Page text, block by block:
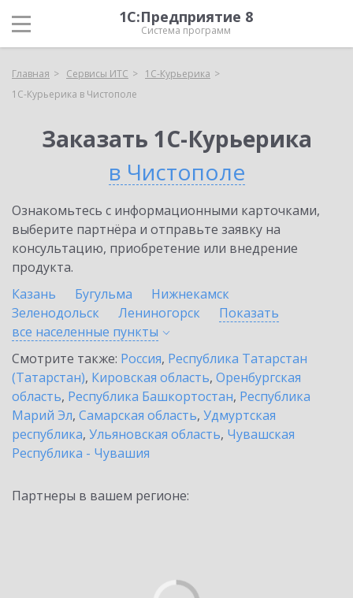
1С:Предприятие 8
Система программ
Главная Сервисы ИТС
1С-Курьерика
1С-Курьерика в Чистополе
Заказать 1С-Курьерика
в Чистополе
Ознакомьтесь с информационными карточками,
выберите партнёра и отправьте заявку на
консультацию, приобретение или внедрение
продукта.
Казань
Бугульма
Нижнекамск
Зеленодольск
Лениногорск
Показать
все населенные пункты
Смотрите также: Россия, Республика Татарстан
(Татарстан), Кировская область, Оренбургская
область, Республика Башкортостан, Республика
Марий Эл, Самарская область, Удмуртская
республика, Ульяновская область, Чувашская
Республика - Чувашия
Партнеры в вашем регионе: